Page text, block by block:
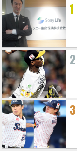
1
2
3